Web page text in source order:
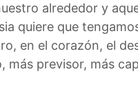
alrededor y
quiere que
en el corazón, el
más previsor, más